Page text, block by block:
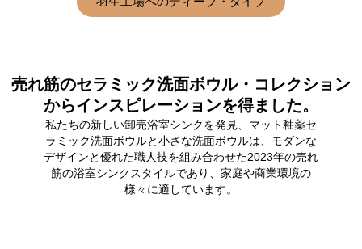
売れ筋のセラミック洗面ボウル・コレクション
からインスピレーションを得ました。
私たちの新しい卸売浴室シンクを発見、マット釉薬セ
ラミック洗面ボウルと小さな洗面ボウルは、モダンな
デザインと優れた職人技を組み合わせた2023年の売れ
筋の浴室シンクスタイルであり、家庭や商業環境の
様々に適しています。